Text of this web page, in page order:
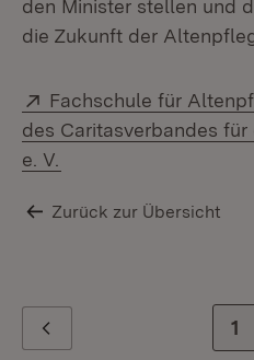
den Minister stellen und
die Zukunft der
Extern:
Fachschule für
des Caritasverbandes
e. V.
Zurück zur Übersicht
1